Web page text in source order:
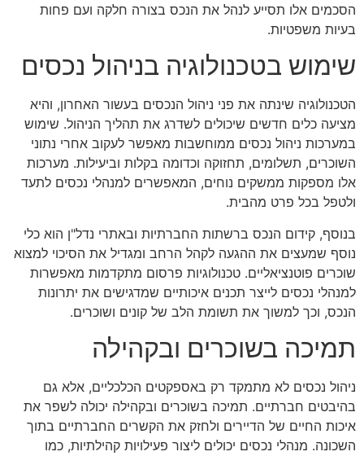
הסכמים אלו תסייע לנהל את הנכס בצורה חלקה ועם פחות
בעיות משפטיות.
שימוש בטכנולוגיה בניהול נכסים
הטכנולוגיה שינתה את פני ניהול הנכסים בעשור האחרון, והיא
מציעה כלים חדשים שיכולים לשדרג את תהליך הניהול. שימוש
במערכות ניהול נכסים ממוחשבות מאפשר לעקוב אחרי נתוני
השוכרים, תשלומים, תחזוקה וכדומה בקלות וביעילות. מערכות
אלו מספקות ממשקים נוחים, המאפשרים למנהלי נכסים לתעד
ולטפל בכל פרט מהבית.
בנוסף, קידום הנכס ברשתות החברתיות ובאתרי נדל"ן הוא כלי
נוסף שמעצים את ההגעה לקהל הרחב ומגדיל את הסיכוי למצוא
שוכרים פוטנציאליים. טכנולוגיות פרסום מתקדמות מאפשרות
למנהלי נכסים לייצר תכנים איכותיים שמדגישים את יתרונות
הנכס, וכך למשוך את תשומת הלב של קונים ושוכרים.
תמיכה בשוכרים ובקהילה
ניהול נכסים לא מתמקד רק באספקטים הכלכליים, אלא גם
בהיבטים חברתיים. תמיכה בשוכרים ובקהילה יכולה לשפר את
איכות החיים של הדיירים ולחזק את הקשרים החברתיים בתוך
השכונה. מנהלי נכסים יכולים ליצור פעילויות קהילתיות, כמו